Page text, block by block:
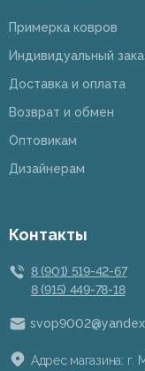
Примерка ковров
Индивидуальный
Доставка и оплата
Возврат и обмен
Оптовикам
Дизайнерам
Контакты
8 (901) 519-42-67
8 (915) 449-78-18
Адрес магазина: г.